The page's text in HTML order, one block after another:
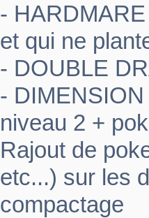
-
et qui ne
- DOUBLE
-
niveau 2 +
Rajout de
etc...) sur les
compactage